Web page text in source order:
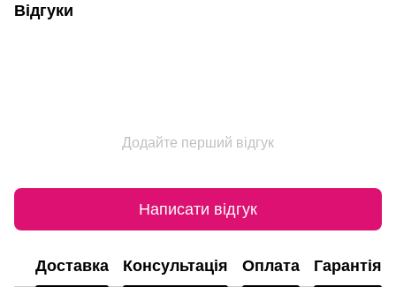
Відгуки
Додайте перший відгук
Написати відгук
Доставка Консультація Оплата Гарантія